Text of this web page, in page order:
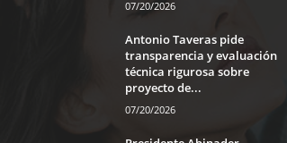
07/20/2026
Antonio Taveras pide
transparencia y evaluación
técnica rigurosa sobre
proyecto de...
07/20/2026